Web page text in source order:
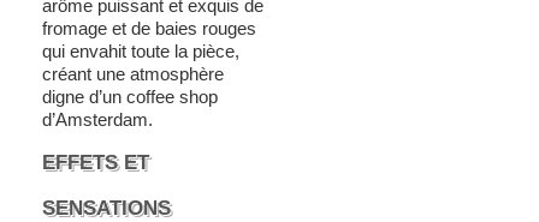
arôme puissant et exquis de
fromage et de baies rouges
qui envahit toute la pièce,
créant une atmosphère
digne d’un coffee shop
d’Amsterdam.
EFFETS ET
SENSATIONS